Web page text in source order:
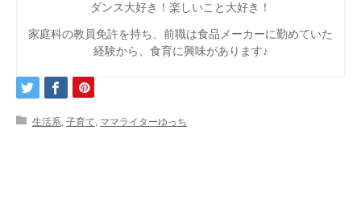
ダンス大好き！楽しいこと大好き！
家庭科の教員免許を持ち、前職は食品メーカーに勤めていた
経験から、食育に興味があります♪
生活系, 子育て, ママライターゆっち